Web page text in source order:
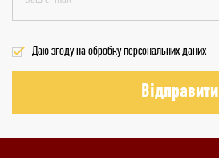
Даю згоду на обробку персональних даних
Відправити